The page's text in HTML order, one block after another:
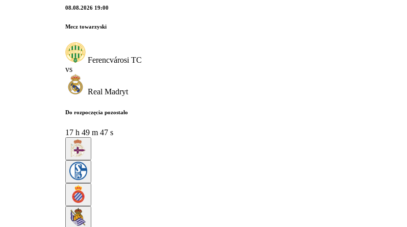
08.08.2026 19:00
Mecz towarzyski
Ferencvárosi TC
vs
Real Madryt
Do rozpoczęcia pozostało
17 h 49 m 46 s